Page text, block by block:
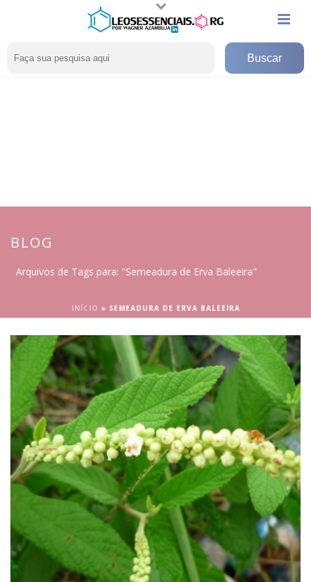
BLOG
Arquivos de Tags para: "Semeadura de Erva Baleeira"
INÍCIO » SEMEADURA DE ERVA BALEEIRA